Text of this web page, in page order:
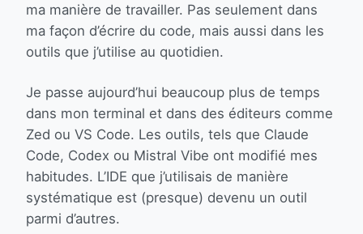
ma manière de travailler. Pas seulement dans
ma façon d’écrire du code, mais aussi dans les
outils que j’utilise au quotidien.
Je passe aujourd’hui beaucoup plus de temps
dans mon terminal et dans des éditeurs comme
Zed ou VS Code. Les outils, tels que Claude
Code, Codex ou Mistral Vibe ont modifié mes
habitudes. L’IDE que j’utilisais de manière
systématique est (presque) devenu un outil
parmi d’autres.